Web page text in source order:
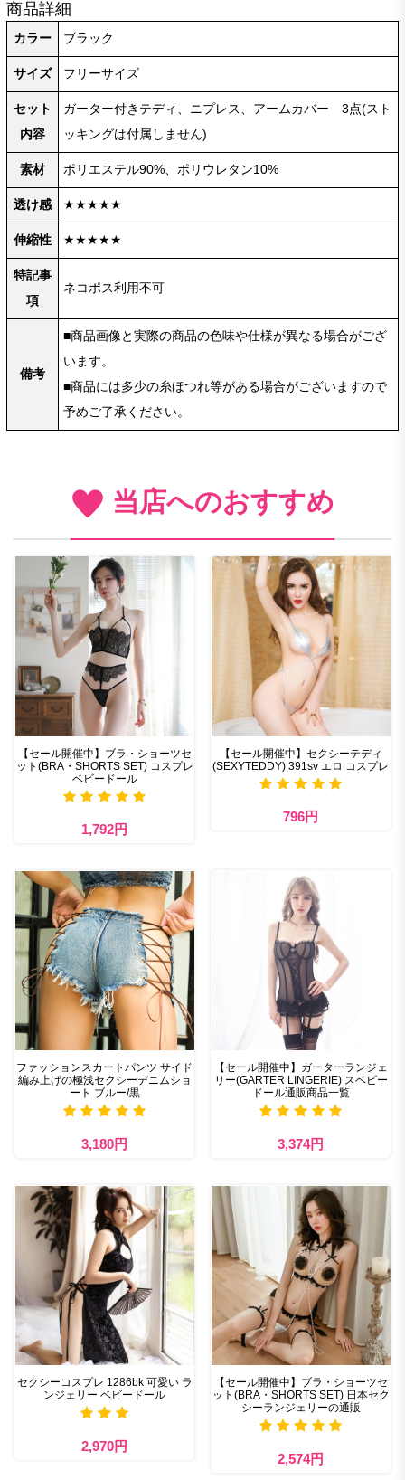
商品詳細
カラー ブラック
サイズ フリーサイズ
セット
内容
ガーター付きテディ、ニプレス、アームカバー 3点(スト
ッキングは付属しません)
素材 ポリエステル90%、ポリウレタン10%
透け感 ★★★★★
伸縮性 ★★★★★
特記事
項
ネコポス利用不可
備考
■商品画像と実際の商品の色味や仕様が異なる場合がござ
います。
■商品には多少の糸ほつれ等がある場合がございますので
予めご了承ください。
当店へのおすすめ
【セール開催中】ブラ・ショーツセ
ット(BRA・SHORTS SET) コスプレ
ベビードール
1,792円
【セール開催中】セクシーテディ
(SEXYTEDDY) 391sv エロ コスプレ
796円
ファッションスカートパンツ サイド
編み上げの極浅セクシーデニムショ
ート ブルー/黒
3,180円
【セール開催中】ガーターランジェ
リー(GARTER LINGERIE) スベビー
ドール通販商品一覧
3,374円
セクシーコスプレ 1286bk 可愛い ラ
ンジェリー ベビードール
2,970円
【セール開催中】ブラ・ショーツセ
ット(BRA・SHORTS SET) 日本セク
シーランジェリーの通販
2,574円